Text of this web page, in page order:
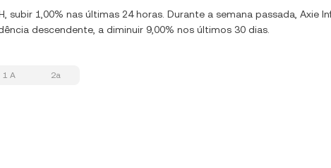
subir 1,00% nas últimas 24 horas. Durante a semana passada, Axie
descendente, a diminuir 9,00% nos últimos 30 dias.
1 A 2a